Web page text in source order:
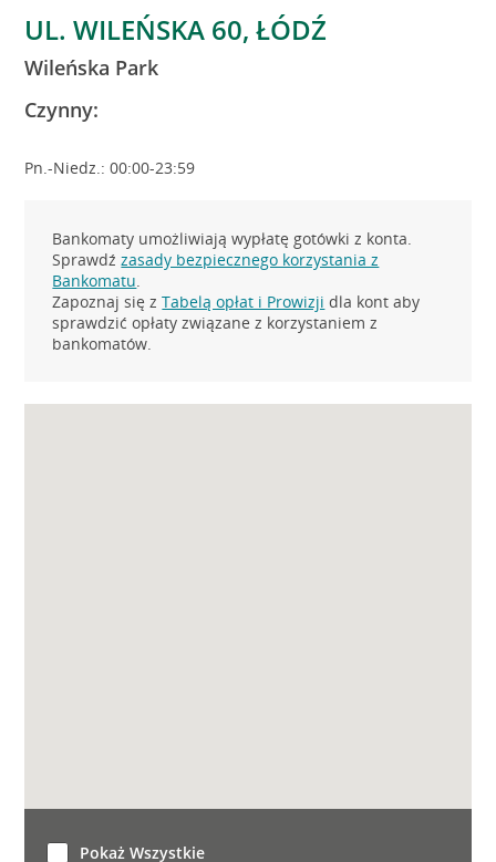
UL. WILEŃSKA 60, ŁÓDŹ
Wileńska Park
Czynny:
Pn.-Niedz.: 00:00-23:59
Bankomaty umożliwiają wypłatę gotówki z konta.
Sprawdźzasady bezpiecznego korzystania z
Bankomatu.
Zapoznaj się zTabelą opłat i Prowizji dla kont aby
sprawdzić opłaty związane z korzystaniem z
bankomatów.
Pokaż Wszystkie